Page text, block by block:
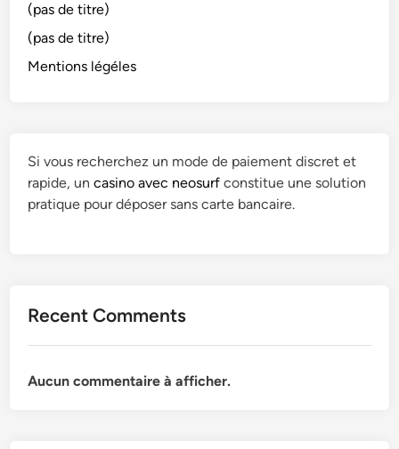
(pas de titre)
(pas de titre)
Mentions légéles
Si vous recherchez un mode de paiement discret et
rapide, uncasino avec neosurf constitue une solution
pratique pour déposer sans carte bancaire.
Recent Comments
Aucun commentaire à afficher.